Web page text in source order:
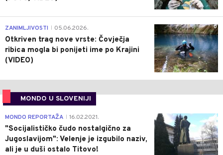
0
ZANIMLJIVOSTI 05.06.2026.
Otkriven trag nove vrste: Čovječja
ribica mogla bi ponijeti ime po Krajini
(VIDEO)
MONDO U SLOVENIJI
4
MONDO REPORTAŽA 16.02.2021.
"Socijalističko čudo nostalgično za
Jugoslavijom": Velenje je izgubilo naziv,
ali je u duši ostalo Titovo!